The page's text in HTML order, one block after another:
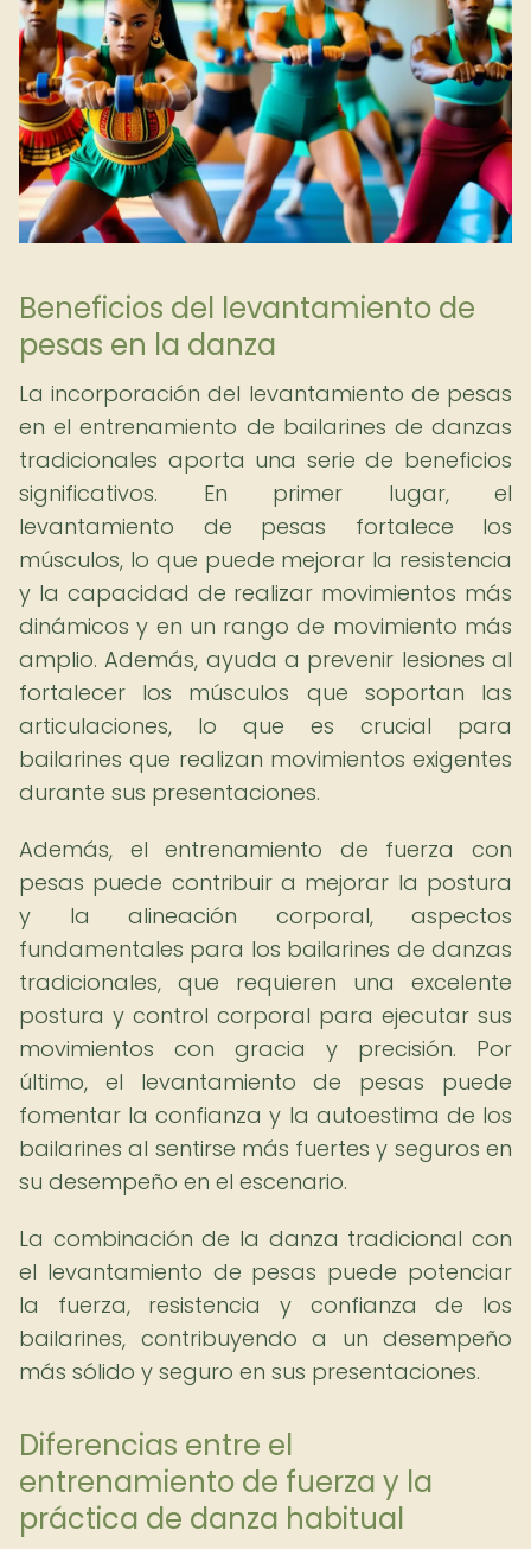
Beneficios del levantamiento de
pesas en la danza
La incorporación del levantamiento de pesas
en el entrenamiento de bailarines de danzas
tradicionales aporta una serie de beneficios
significativos. En primer lugar, el
levantamiento de pesas fortalece los
músculos, lo que puede mejorar la resistencia
y la capacidad de realizar movimientos más
dinámicos y en un rango de movimiento más
amplio. Además, ayuda a prevenir lesiones al
fortalecer los músculos que soportan las
articulaciones, lo que es crucial para
bailarines que realizan movimientos exigentes
durante sus presentaciones.
Además, el entrenamiento de fuerza con
pesas puede contribuir a mejorar la postura
y la alineación corporal, aspectos
fundamentales para los bailarines de danzas
tradicionales, que requieren una excelente
postura y control corporal para ejecutar sus
movimientos con gracia y precisión. Por
último, el levantamiento de pesas puede
fomentar la confianza y la autoestima de los
bailarines al sentirse más fuertes y seguros en
su desempeño en el escenario.
La combinación de la danza tradicional con
el levantamiento de pesas puede potenciar
la fuerza, resistencia y confianza de los
bailarines, contribuyendo a un desempeño
más sólido y seguro en sus presentaciones.
Diferencias entre el
entrenamiento de fuerza y la
práctica de danza habitual